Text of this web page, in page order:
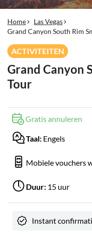
Home
Las Vegas
Grand Canyon South Rim
ACTIVITEITEN
Grand Canyon
Tour
Gratis annuleren
Taal: Engels
Mobiele vouchers
Duur: 15 uur
Instant